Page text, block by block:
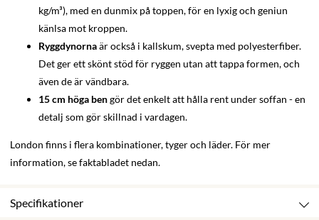
kg/m³), med en dunmix på toppen, för en lyxig och geniun
känlsa mot kroppen.
Ryggdynornaär också i kallskum, svepta med polyesterfiber.
Det ger ett skönt stöd för ryggen utan att tappa formen, och
även de är vändbara.
15 cm höga bengör det enkelt att hålla rent under soffan - en
detalj som gör skillnad i vardagen.
London finns i flera kombinationer, tyger och läder. För mer
information, se faktabladet nedan.
Specifikationer